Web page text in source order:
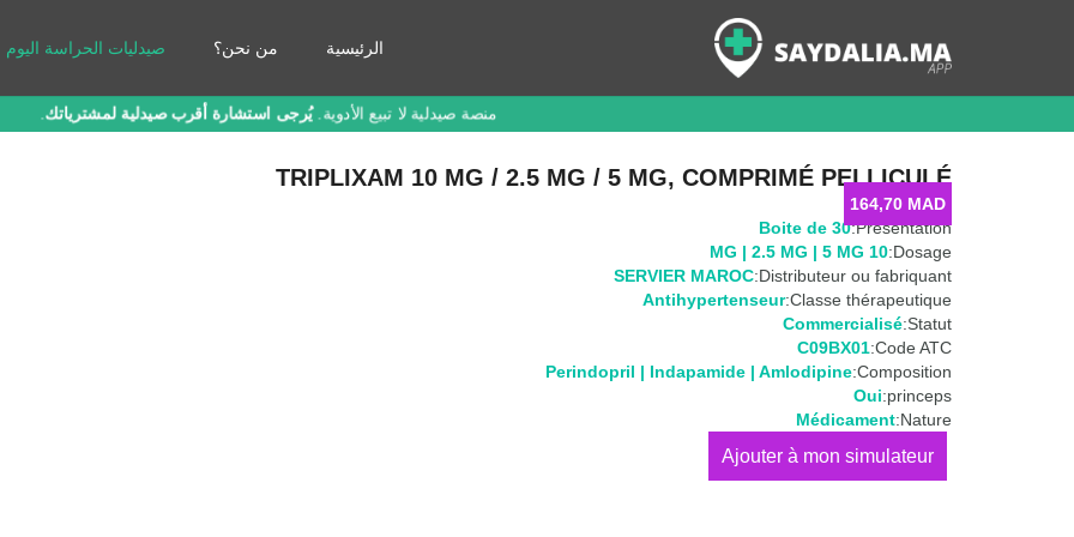
الرئيسية من نحن؟ صيدليات الحراسة اليوم
منصة صيدلية لا تبيع الأدوية.يُرجى استشارة أقرب صيدلية لمشترياتك.
TRIPLIXAM 10 MG / 2.5 MG / 5 MG, COMPRIMÉ PELLICULÉ
164,70 MAD
Présentation:
Boite de 30
Dosage:
10 MG | 2.5 MG | 5 MG
Distributeur ou fabriquant:
SERVIER MAROC
Classe thérapeutique:
Antihypertenseur
Statut:
Commercialisé
Code ATC:
C09BX01
Composition:
Perindopril | Indapamide | Amlodipine
princeps:
Oui
Nature:
Médicament
كمية